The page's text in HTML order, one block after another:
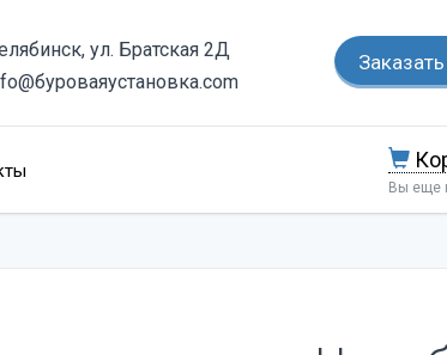
ул. Братская 2Д
Вы еще